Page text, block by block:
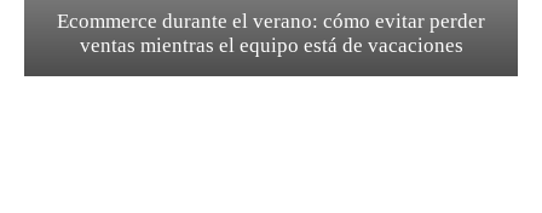
Ecommerce durante el verano: cómo evitar perder
ventas mientras el equipo está de vacaciones